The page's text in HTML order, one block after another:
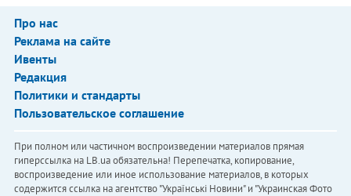
Про нас
Реклама на сайте
Ивенты
Редакция
Политики и стандарты
Пользовательское соглашение
При полном или частичном воспроизведении материалов прямая
гиперссылка на LB.ua обязательна! Перепечатка, копирование,
воспроизведение или иное использование материалов, в которых
содержится ссылка на агентство "Українськi Новини" и "Украинская Фото